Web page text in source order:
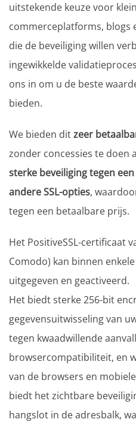
uitstekende keuze voor
commerceplatforms, blogs
die de beveiliging willen
ingewikkelde
ons in om u de beste
bieden.
We bieden ditzeer
zonder concessies te doen
sterke beveiliging tegen
andere SSL-opties,
tegen een betaalbare prijs.
Het PositiveSSL-certificaat
Comodo) kan binnen
uitgegeven en geactiveerd.
Het biedt sterke 256-bit
gegevensuitwisseling van
tegen kwaadwillende
browsercompatibiliteit, en
van de browsers en
biedt het zichtbare
hangslot in de adresbalk,